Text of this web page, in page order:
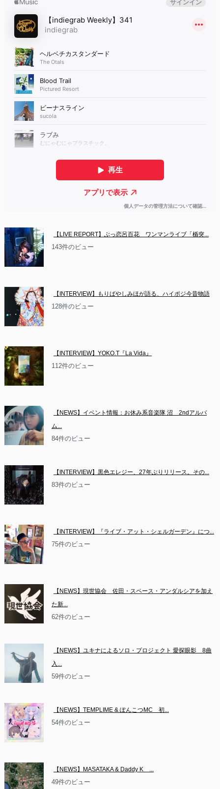
【LIVE REPORT】ぶっ恋呂百花　ワンマンライブ「楯突...
143件のビュー
【INTERVIEW】もりばやしみほが語る、ハイポジ今昔物語
128件のビュー
【INTERVIEW】YOKO.T『La Vida』
112件のビュー
【NEWS】イベント情報：お休み系音楽隊 沼　2ndアルバ
ム...
84件のビュー
【INTERVIEW】黒色エレジー、27年ぶりリリース。その...
83件のビュー
【INTERVIEW】『ライブ・アット・シェルガーデン』につ...
75件のビュー
【NEWS】現世協会　佐田・スペース・アンダルシアを加え
た新...
62件のビュー
【NEWS】ユキナによるソロ・プロジェクト 愛探眼影　8曲
入...
59件のビュー
【NEWS】TEMPLIME & ぽんこつMC　初...
54件のビュー
【NEWS】MASATAKA & Daddy K　...
49件のビュー